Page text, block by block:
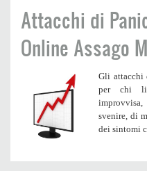
Attacchi di
Online Assago
Gli attacchi
per chi li
svenire, di
dei sintomi